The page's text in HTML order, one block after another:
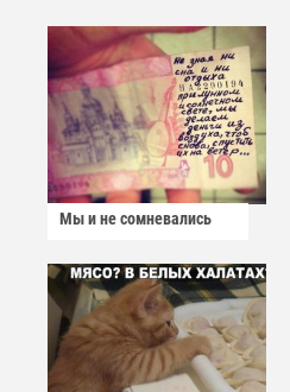
Мы и не сомневались